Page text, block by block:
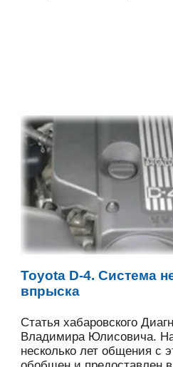
Toyota D-4. Система
впрыска
Статья хабаровского
Владимира Юлисовича.
несколько лет общения с